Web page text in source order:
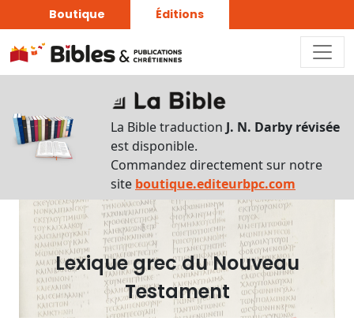
Boutique Éditions
La Bible traduction J. N. Darby révisée
est disponible.
Commandez directement sur notre
site boutique.editeurbpc.com
Lexique grec du Nouveau
Testament
Recherche
Rechercher
par
lettre
Rechercher
par
mot